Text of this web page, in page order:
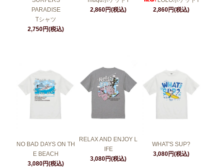
PARADISE
Tシャツ
2,750円(税込)
2,860円(税込)
2,860円(税込)
NO BAD DAYS ON TH
E BEACH
3,080円(税込)
RELAX AND ENJOY L
IFE
3,080円(税込)
WHAT'S SUP?
3,080円(税込)